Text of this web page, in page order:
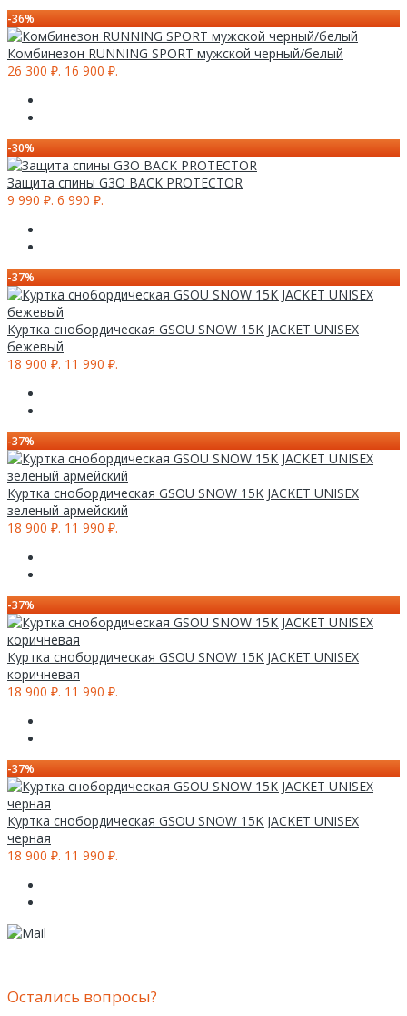
-36%
Комбинезон RUNNING SPORT мужской черный/белый
26 300 ₽. 16 900 ₽.
-30%
Защита спины G3O BACK PROTECTOR
9 990 ₽. 6 990 ₽.
-37%
Куртка снобордическая GSOU SNOW 15K JACKET UNISEX
бежевый
18 900 ₽. 11 990 ₽.
-37%
Куртка снобордическая GSOU SNOW 15K JACKET UNISEX
зеленый армейский
18 900 ₽. 11 990 ₽.
-37%
Куртка снобордическая GSOU SNOW 15K JACKET UNISEX
коричневая
18 900 ₽. 11 990 ₽.
-37%
Куртка снобордическая GSOU SNOW 15K JACKET UNISEX
черная
18 900 ₽. 11 990 ₽.
Остались вопросы?